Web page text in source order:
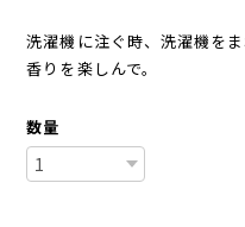
洗濯機に注ぐ時、洗濯機を
香りを楽しんで。
数量